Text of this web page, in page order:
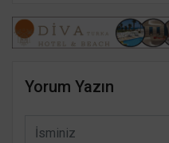
Yorum Yazın